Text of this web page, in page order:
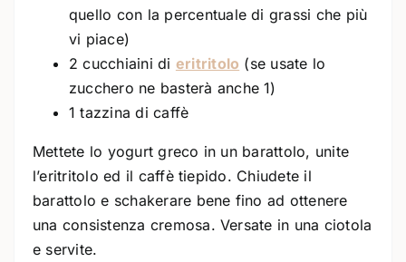
quello con la percentuale di grassi che più
vi piace)
2 cucchiaini di eritritolo (se usate lo
zucchero ne basterà anche 1)
1 tazzina di caffè
Mettete lo yogurt greco in un barattolo, unite
l’eritritolo ed il caffè tiepido. Chiudete il
barattolo e schakerare bene fino ad ottenere
una consistenza cremosa. Versate in una ciotola
e servite.